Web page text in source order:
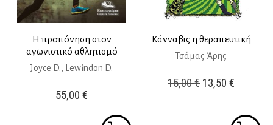
Η προπόνηση στον
αγωνιστικό αθλητισμό
Joyce D., Lewindon D.
55,00€
Κάνναβις η θεραπευτική
Τσάμας Άρης
15,00€ Original
13,50€
τιμή